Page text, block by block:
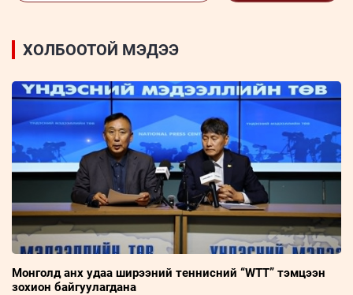
ХОЛБООТОЙ МЭДЭЭ
Монголд анх удаа ширээний теннисний “WTT” тэмцээн
зохион байгуулагдана